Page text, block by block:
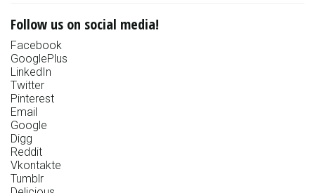
Follow us on social media!
Facebook
GooglePlus
LinkedIn
Twitter
Pinterest
Email
Google
Digg
Reddit
Vkontakte
Tumblr